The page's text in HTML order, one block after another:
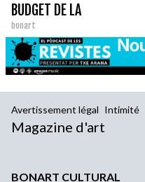
BUDGET DE LA
GENERALITAT.
bonart
Avertissement légal Intimité
Magazine d'art
BONART CULTURAL